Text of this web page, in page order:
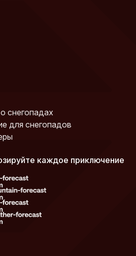
снегопадах
для снегопадов
каждое приключение